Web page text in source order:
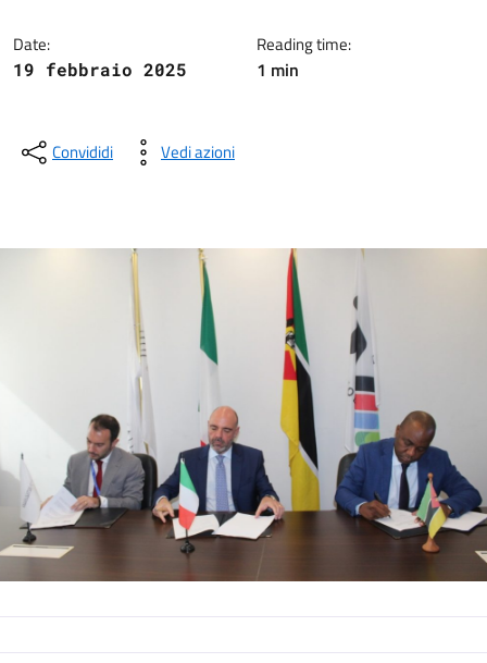
Date:
19 febbraio 2025
Reading time:
1 min
Convididi Vedi azioni